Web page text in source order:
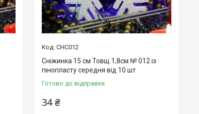
СНС012
Сніжинка 15 см Товщ 1,8см № 012 із
пінопласту середня від 10 шт
Готово до відправки
34 ₴